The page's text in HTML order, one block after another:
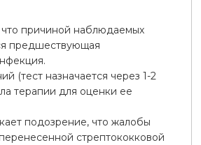
причиной наблюдаемых
предшествующая
(тест назначается через 1-2
терапии для оценки ее
подозрение, что жалобы
стрептококковой